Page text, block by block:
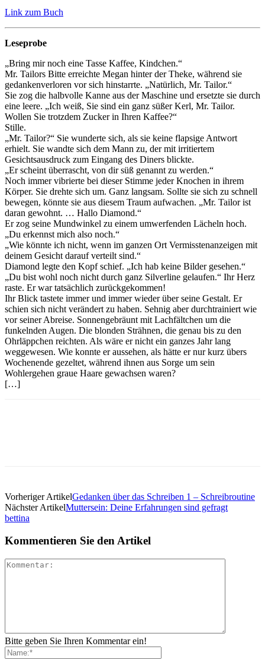
Link zum Buch
Leseprobe
„Bring mir noch eine Tasse Kaffee, Kindchen.“
Mr. Tailors Bitte erreichte Megan hinter der Theke, während sie
gedankenverloren vor sich hinstarrte. „Natürlich, Mr. Tailor.“
Sie zog die halbvolle Kanne aus der Maschine und ersetzte sie durch
eine leere. „Ich weiß, Sie sind ein ganz süßer Kerl, Mr. Tailor.
Wollen Sie trotzdem Zucker in Ihren Kaffee?“
Stille.
„Mr. Tailor?“ Sie wunderte sich, als sie keine flapsige Antwort
erhielt. Sie wandte sich dem Mann zu, der mit irritiertem
Gesichtsausdruck zum Eingang des Diners blickte.
„Er scheint überrascht, von dir süß genannt zu werden.“
Noch immer vibrierte bei dieser Stimme jeder Knochen in ihrem
Körper. Sie drehte sich um. Ganz langsam. Sollte sie sich zu schnell
bewegen, könnte sie aus diesem Traum aufwachen. „Mr. Tailor ist
daran gewohnt. … Hallo Diamond.“
Er zog seine Mundwinkel zu einem umwerfenden Lächeln hoch.
„Du erkennst mich also noch.“
„Wie könnte ich nicht, wenn im ganzen Ort Vermisstenanzeigen mit
deinem Gesicht darauf verteilt sind.“
Diamond legte den Kopf schief. „Ich hab keine Bilder gesehen.“
„Du bist wohl noch nicht durch ganz Silverline gelaufen.“ Ihr Herz
raste. Er war tatsächlich zurückgekommen!
Ihr Blick tastete immer und immer wieder über seine Gestalt. Er
schien sich nicht verändert zu haben. Sehnig aber durchtrainiert wie
vor seiner Abreise. Sonnengebräunt mit Lachfältchen um die
funkelnden Augen. Die blonden Strähnen, die genau bis zu den
Ohrläppchen reichten. Als wäre er nicht ein ganzes Jahr lang
weggewesen. Wie konnte er aussehen, als hätte er nur kurz übers
Wochenende gezeltet, während ihnen aus Sorge um sein
Wohlergehen graue Haare gewachsen waren?
[…]
Vorheriger ArtikelGedanken über das Schreiben 1 – Schreibroutine
Nächster ArtikelMuttersein: Deine Erfahrungen sind gefragt
bettina
Kommentieren Sie den Artikel
Bitte geben Sie Ihren Kommentar ein!